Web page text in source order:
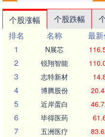
个股涨幅 个股跌幅
排名
名称 最
1
N展芯
2 锐翔智能
3 志特新材
4 博腾股份
5 近岸蛋白
6 毕得医药
7 五洲医疗